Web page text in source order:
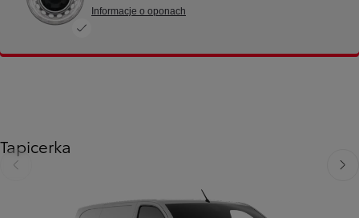
Informacje o oponach
Tapicerka
Poprzedni